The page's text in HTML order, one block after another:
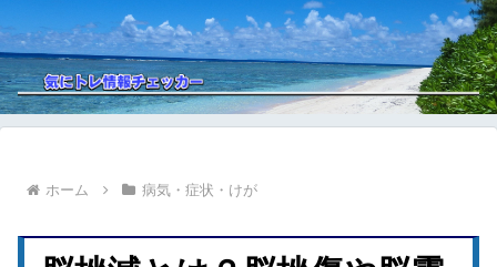
ホーム 病気・症状・けが